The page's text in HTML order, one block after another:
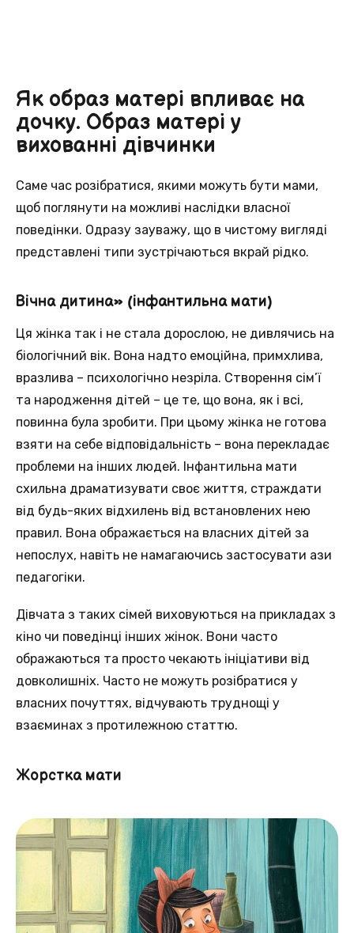
Як образ матері впливає на
дочку. Образ матері у
вихованні дівчинки
Саме час розібратися, якими можуть бути мами,
щоб поглянути на можливі наслідки власної
поведінки. Одразу зауважу, що в чистому вигляді
представлені типи зустрічаються вкрай рідко.
Вічна дитина» (інфантильна мати)
Ця жінка так і не стала дорослою, не дивлячись на
біологічний вік. Вона надто емоційна, примхлива,
вразлива – психологічно незріла. Створення сім’ї
та народження дітей – це те, що вона, як і всі,
повинна була зробити. При цьому жінка не готова
взяти на себе відповідальність – вона перекладає
проблеми на інших людей. Інфантильна мати
схильна драматизувати своє життя, страждати
від будь-яких відхилень від встановлених нею
правил. Вона ображається на власних дітей за
непослух, навіть не намагаючись застосувати ази
педагогіки.
Дівчата з таких сімей виховуються на прикладах з
кіно чи поведінці інших жінок. Вони часто
ображаються та просто чекають ініціативи від
довколишніх. Часто не можуть розібратися у
власних почуттях, відчувають труднощі у
взаєминах з протилежною статтю.
Жорстка мати